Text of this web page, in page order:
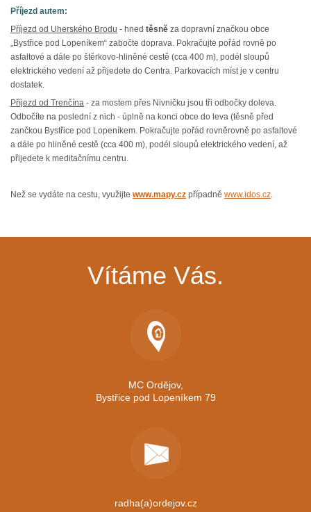
Příjezd autem:
Příjezd od Uherského Brodu - hned těsně za dopravní značkou obce
„Bystřice pod Lopeníkem“ zabočte doprava. Pokračujte pořád rovně po
asfaltové a dále po štěrkovo-hliněné cestě (cca 400 m), podél sloupů
elektrického vedení až přijedete do Centra. Parkovacích míst je v centru
dostatek.
Příjezd od Trenčína - za mostem přes Nivničku jsou tři odbočky doleva.
Odbočíte na poslední z nich - úplně na konci obce do leva (těsně před
zančkou Bystřice pod Lopeníkem. Pokračujte pořád rovněrovně po asfaltové
a dále po hliněné cestě (cca 400 m), podél sloupů elektrického vedení, až
přijedete k meditačnímu centru.
Než se vydáte na cestu, využijte www.mapy.cz případně www.idos.cz.
Vítáme Vás.
MC Ordějov,
Bystřice pod Lopeníkem 79
radha(a)ordejov.cz